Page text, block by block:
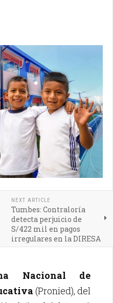
NEXT ARTICLE
Tumbes: Contraloría
detecta perjuicio de
S/422 mil en pagos
irregulares en la DIRESA
Nacional de
(Pronied), del